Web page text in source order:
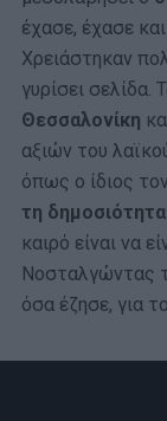
έχασε, έχασε
Χρειάστηκαν
γυρίσει σελίδα.
Θεσσαλονίκη
αξιών του
όπως ο ίδιος
τη δημοσιότητα
καιρό είναι να
Νοσταλγώντας
όσα έζησε, για